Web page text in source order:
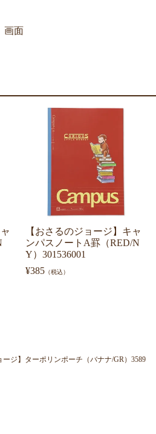
画面
【おさるのジョージ】キャ
ンパスノートA罫（RED/N
Y）301536001
¥385 （税込）
ージ】ターポリンポーチ（バナナ/GR）3589